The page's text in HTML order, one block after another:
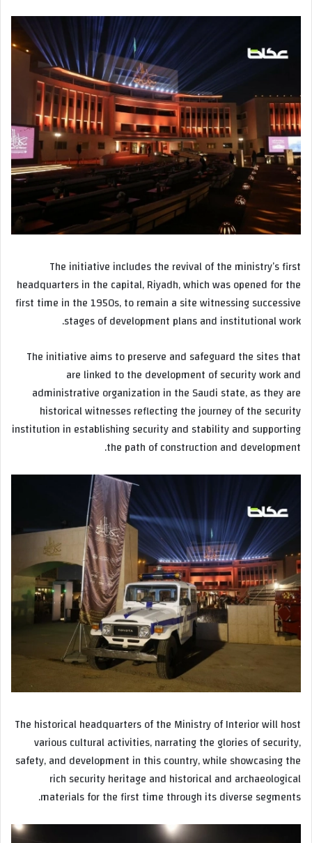
The initiative includes the revival of the ministry’s first
headquarters in the capital, Riyadh, which was opened for the
first time in the 1950s, to remain a site witnessing successive
stages of development plans and institutional work.
The initiative aims to preserve and safeguard the sites that
are linked to the development of security work and
administrative organization in the Saudi state, as they are
historical witnesses reflecting the journey of the security
institution in establishing security and stability and supporting
the path of construction and development.
The historical headquarters of the Ministry of Interior will host
various cultural activities, narrating the glories of security,
safety, and development in this country, while showcasing the
rich security heritage and historical and archaeological
materials for the first time through its diverse segments.